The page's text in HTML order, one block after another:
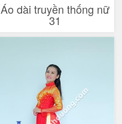
Áo dài truyền thống nữ
31